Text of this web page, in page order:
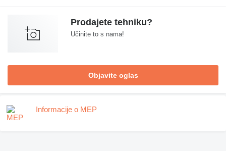
Prodajete tehniku?
Učinite to s nama!
Objavite oglas
Informacije o MEP